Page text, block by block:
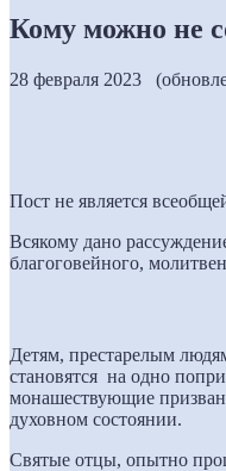
Кому можно не
28 февраля 2023
Пост не является
Всякому дано
благоговейного,
Детям, престарелым
становятся на одно
монашествующие
духовном состоянии.
Святые отцы, опытно